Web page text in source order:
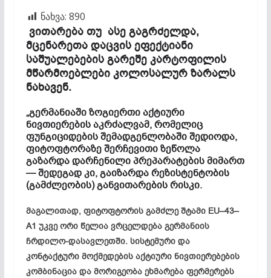
ნახვა: 890
ვითარება თუ ასე გაგრძელდა,
მცენარეთა დაცვის ეფექტიანი
საშუალებების გარეშე კარტოფილის
მწარმოებლები კოლოსალურ ზარალს
ნახავენ.
„გერმანიაში ზოგიერთი აქტიური
ნივთიერების აკრძალვამ, რომელიც
ფუნგიციდების შემადგენლობაში შედიოდა,
ფიტოფტორაზე შერჩევითი ზეწოლა
გაზარდა დარჩენილი პრეპარატების მიმართ
— შედეგად კი, გაიზარდა რეზისტენტობის
(გამძლეობის) განვითარების რისკი.
მაგალითად, ფიტოფტორის გამძლე შტამი EU–43–
A1 უკვე ორი წელია ვრცელდება გერმანიის
ჩრდილო-დასავლეთში. სისტემური და
კონტაქტური მოქმედების აქტიური ნივთიერებების
კომბინაცია და მორიგეობა ეხმარება ფერმერებს